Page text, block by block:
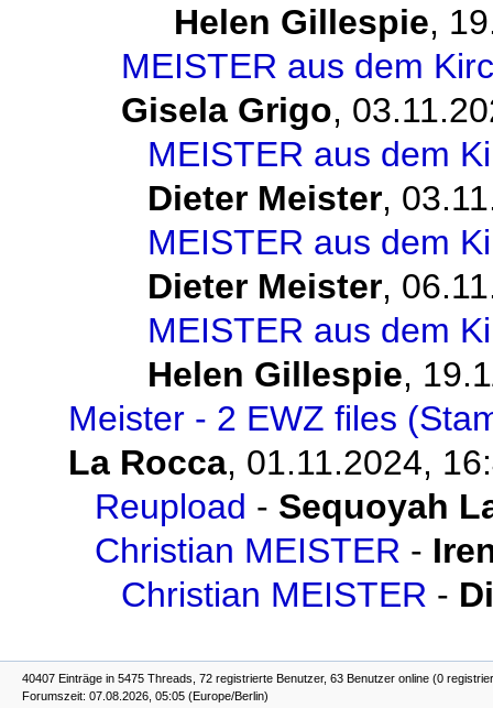
Helen Gillespie,
MEISTER aus dem
Gisela Grigo,
MEISTER aus dem
Dieter Meister,
MEISTER aus dem
Dieter Meister,
MEISTER aus dem
Helen Gillespie,
Meister - 2 EWZ files
La Rocca, 01.11.2024,
Reupload - Sequoyah
Christian MEISTER -
Christian MEISTER -
40407 Einträge in 5475 Threads, 72 registrierte Benutzer, 63 Benutzer online (0
Forumszeit: 07.08.2026, 05:05 (Europe/Berlin)